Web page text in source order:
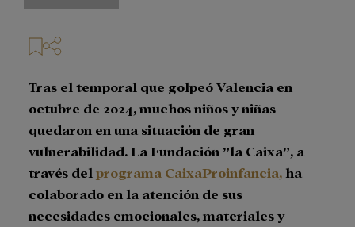
Tras el temporal que golpeó Valencia en
octubre de 2024, muchos niños y niñas
quedaron en una situación de gran
vulnerabilidad. La Fundación ”la Caixa”, a
través del programa CaixaProinfancia, ha
colaborado en la atención de sus
necesidades emocionales, materiales y